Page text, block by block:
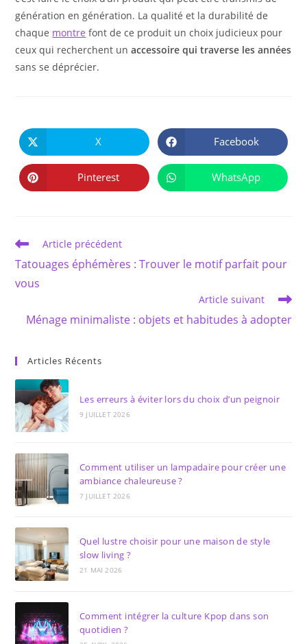
génération en génération. La qualité et la durabilité de
chaque montre font de ce produit un choix judicieux pour
ceux qui recherchent unaccessoire qui traverse les années
sans se déprécier.
CE
CONTENU
Ouvrir
dans
une
autre
fenêtre
X Ouvrir
dans
une
autre
fenêtre
Facebook
Ouvrir
dans
Pinterest Ouvrir
dans
WhatsApp
Read
articles
Article précédent
Tatouages éphémères : Trouver le motif parfait pour
vous
Article suivant
Ménage minimaliste : objets et habitudes à adopter
Articles Récents
Les erreurs à éviter lors du choix d’un peignoir
9 JUILLET 2026
Comment utiliser un lampadaire pour créer une
ambiance chaleureuse ?
7 JUILLET 2026
Quel lustre choisir pour une maison de style
slow living ?
21 MAI 2026
Comment intégrer la culture Kpop dans son
quotidien ?